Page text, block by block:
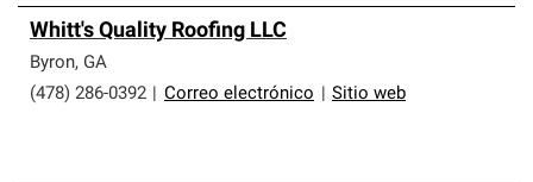
Whitt's Quality Roofing LLC
Byron, GA
(478) 286-0392
Correo electrónico Sitio web